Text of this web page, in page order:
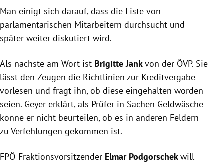
Man einigt sich darauf, dass die Liste von
parlamentarischen Mitarbeitern durchsucht und
später weiter diskutiert wird.
Als nächste am Wort ist Brigitte Jank von der ÖVP. Sie
lässt den Zeugen die Richtlinien zur Kreditvergabe
vorlesen und fragt ihn, ob diese eingehalten worden
seien. Geyer erklärt, als Prüfer in Sachen Geldwäsche
könne er nicht beurteilen, ob es in anderen Feldern
zu Verfehlungen gekommen ist.
FPÖ-Fraktionsvorsitzender Elmar Podgorschek will